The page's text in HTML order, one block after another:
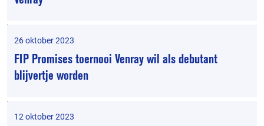
26 oktober 2023
FIP Promises toernooi Venray wil als debutant
blijvertje worden
12 oktober 2023